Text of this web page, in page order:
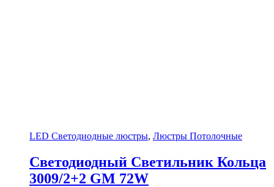
LED Светодиодные люстры, Люстры Потолочные
Светодиодный Светильник Кольца
3009/2+2 GM 72W